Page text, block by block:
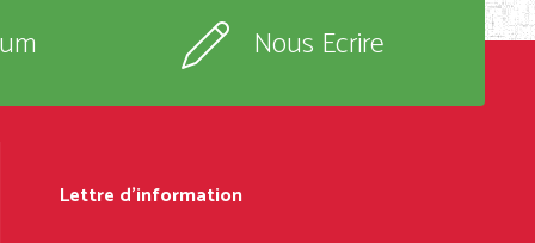
Nous Ecrire
Lettre d'information